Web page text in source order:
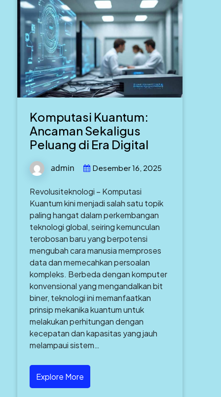
Komputasi Kuantum:
Ancaman Sekaligus
Peluang di Era Digital
admin Desember 16, 2025
Revolusiteknologi – Komputasi
Kuantum kini menjadi salah satu topik
paling hangat dalam perkembangan
teknologi global, seiring kemunculan
terobosan baru yang berpotensi
mengubah cara manusia memproses
data dan memecahkan persoalan
kompleks. Berbeda dengan komputer
konvensional yang mengandalkan bit
biner, teknologi ini memanfaatkan
prinsip mekanika kuantum untuk
melakukan perhitungan dengan
kecepatan dan kapasitas yang jauh
melampaui sistem…
Explore More